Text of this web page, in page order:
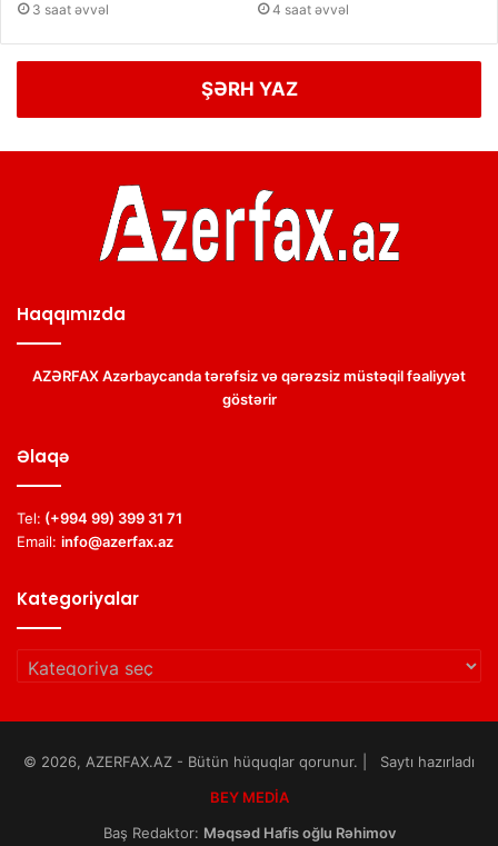
3 saat əvvəl 4 saat əvvəl
ŞƏRH YAZ
Haqqımızda
AZƏRFAX Azərbaycanda tərəfsiz və qərəzsiz müstəqil fəaliyyət
göstərir
Əlaqə
Tel: (+994 99) 399 31 71
Email: info@azerfax.az
Kategoriyalar
Kategoriyalar
© 2026, AZERFAX.AZ - Bütün hüquqlar qorunur. | Saytı hazırladı
BEY MEDİA
Baş Redaktor: Məqsəd Hafis oğlu Rəhimov